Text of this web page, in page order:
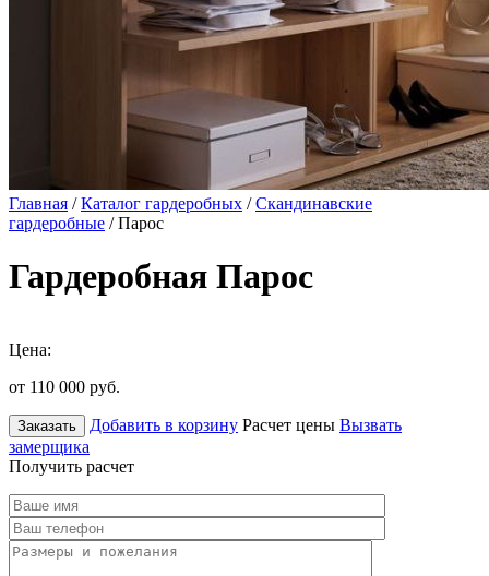
Главная /Каталог гардеробных /Скандинавские
гардеробные / Парос
Гардеробная Парос
Цена:
от 110 000 руб.
Заказать Добавить в корзину Расчет цены Вызвать
замерщика
Получить расчет